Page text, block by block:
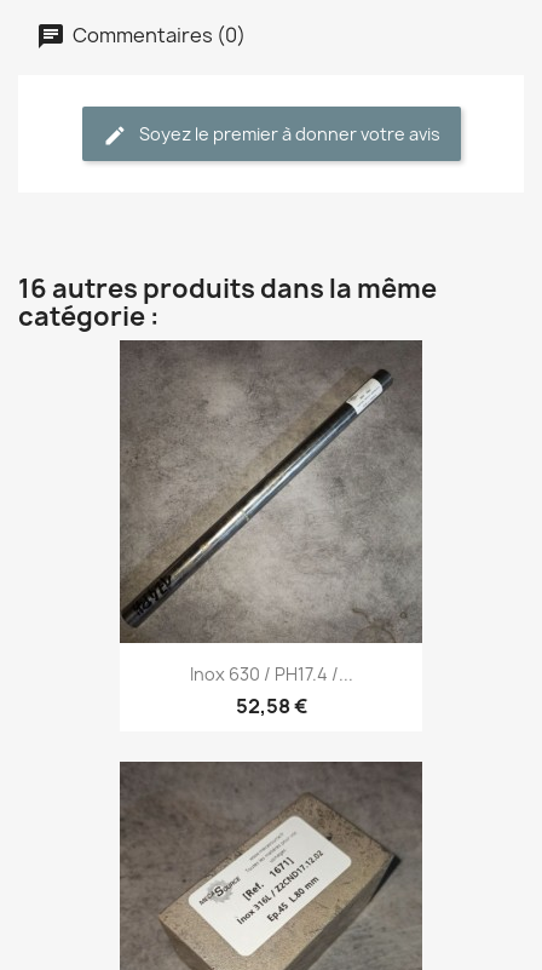
Commentaires (0)
Soyez le premier à donner votre avis
16 autres produits dans la même
catégorie :
Inox 630 / PH17.4 /...
52,58 €